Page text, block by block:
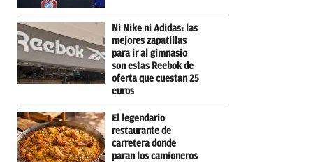
Ni Nike ni Adidas: las
mejores zapatillas
para ir al gimnasio
son estas Reebok de
oferta que cuestan 25
euros
El legendario
restaurante de
carretera donde
paran los camioneros